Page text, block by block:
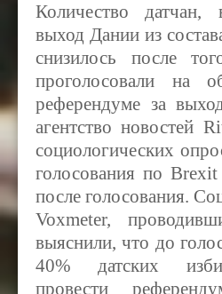
Количество датчан,
выход Дании из
снизилось после
проголосовали на
референдуме за
агентство новостей
социологических
голосования по Brexit
после голосования.
Voxmeter,
выяснили, что до
40%датских
провести